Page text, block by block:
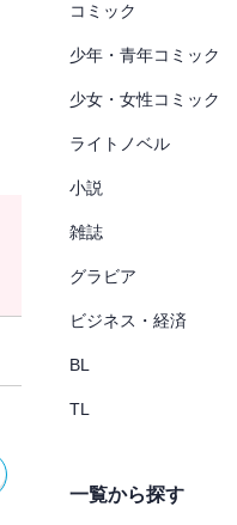
コミック
少年・青年コミック
少女・女性コミック
ライトノベル
小説
雑誌
グラビア
ビジネス・経済
BL
TL
一覧から探す